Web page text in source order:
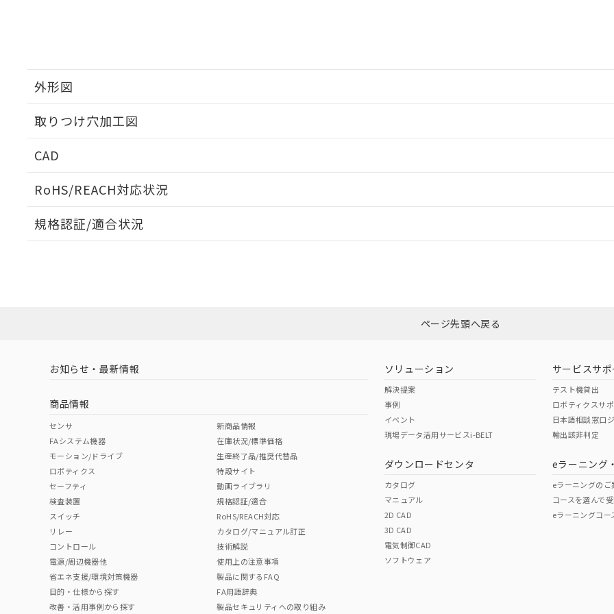
外形図
取りつけ穴加工図
CAD
RoHS/REACH対応状況
EU RoHS 注意事項・凡例
ダウンロードはこちら
中国 RoHS 注意事項・凡例
中国 RoHS表
Pb Hg Cr(VI)
"対応済み"や非含有の記載がされた商品であっても、流通在庫等で未対応品が混在する可能性があります。
非含有品が必要な際は、弊社営業部門もしくは販売店へお問い合わせください。
規格認証/適合状況
ページ先頭へ戻る
お知らせ・最新情報
商品情報
センサ
FAシステム機器
モーション/ドライブ
ロボティクス
セーフティ
検査装置
スイッチ
リレー
コントロール
電源/周辺機器他
省エネ支援/環境対策機器
目的・仕様から探す
改善・活用事例から探す
新商品情報
在庫状況/標準価格
生産終了品/推奨代替品
特設サイト
動画ライブラリ
規格認証/適合
RoHS/REACH対応
カタログ/マニュアル訂正
技術解説
使用上の注意事項
製品に関するFAQ
FA用語辞典
製品セキュリティへの取り組み
ソリューション
解決提案
事例
イベント
現場データ活用サービスi-BELT
ダウンロードセンタ
カタログ
マニュアル
2D CAD
3D CAD
電気制御CAD
ソフトウェア
サービスサポ
テスト機貸出
ロボティクスサ
日本語相談窓口
輸出該非判定
eラーニング
eラーニングのご
コースを選んで
eラーニングコー